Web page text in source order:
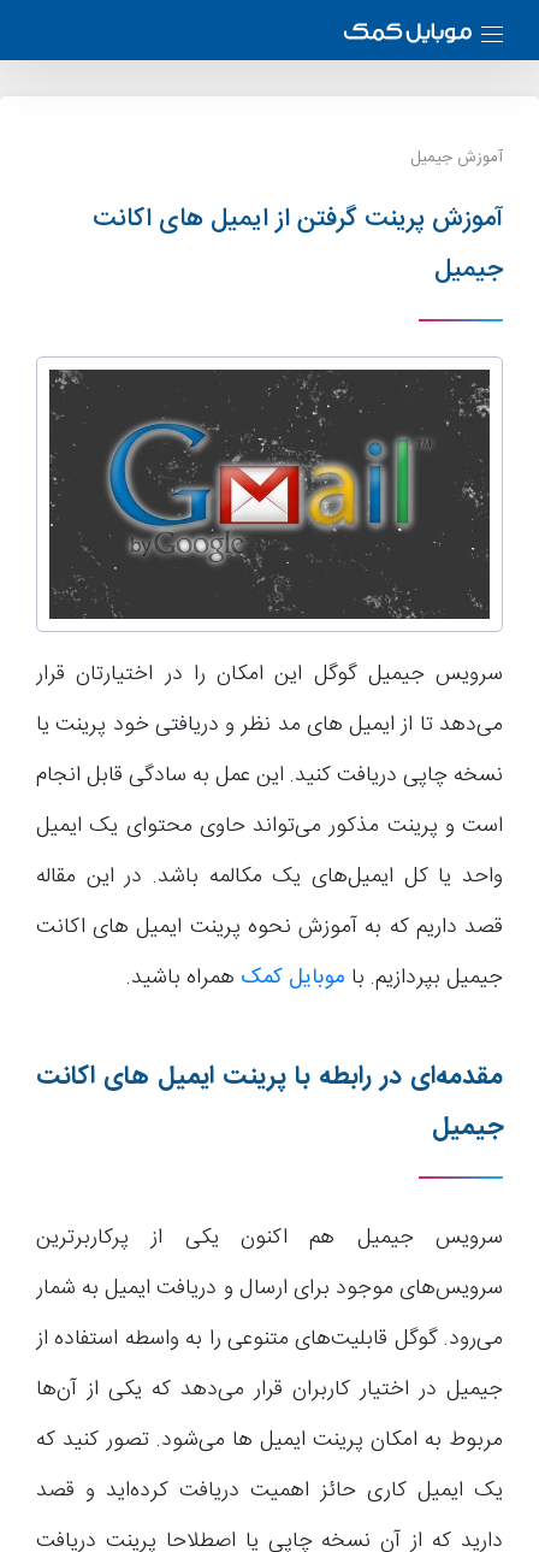
آموزش جیمیل
آموزش پرینت گرفتن از ایمیل های اکانت
جیمیل
سرویس جیمیل گوگل این امکان را در اختیارتان قرار
می‌دهد تا از ایمیل های مد نظر و دریافتی خود پرینت یا
نسخه چاپی دریافت کنید. این عمل به سادگی قابل انجام
است و پرینت مذکور می‌تواند حاوی محتوای یک ایمیل
واحد یا کل ایمیل‌های یک مکالمه باشد. در این مقاله
قصد داریم که به آموزش نحوه پرینت ایمیل های اکانت
جیمیل بپردازیم. با موبایل کمک همراه باشید.
مقدمه‌ای در رابطه با پرینت ایمیل های اکانت
جیمیل
سرویس جیمیل هم اکنون یکی از پرکاربرترین
سرویس‌های موجود برای ارسال و دریافت ایمیل به شمار
می‌رود. گوگل قابلیت‌های متنوعی را به واسطه استفاده از
جیمیل در اختیار کاربران قرار می‌دهد که یکی از آن‌ها
مربوط به امکان پرینت ایمیل ها می‌شود. تصور کنید که
یک ایمیل کاری حائز اهمیت دریافت کرده‌اید و قصد
دارید که از آن نسخه چاپی یا اصطلاحا پرینت دریافت